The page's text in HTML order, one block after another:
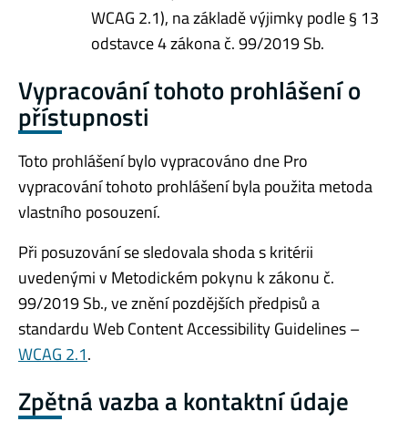
WCAG 2.1), na základě výjimky podle § 13
odstavce 4 zákona č. 99/2019 Sb.
Vypracování tohoto prohlášení o
přístupnosti
Toto prohlášení bylo vypracováno dne Pro
vypracování tohoto prohlášení byla použita metoda
vlastního posouzení.
Při posuzování se sledovala shoda s kritérii
uvedenými v Metodickém pokynu k zákonu č.
99/2019 Sb., ve znění pozdějších předpisů a
standardu Web Content Accessibility Guidelines –
WCAG 2.1.
Zpětná vazba a kontaktní údaje